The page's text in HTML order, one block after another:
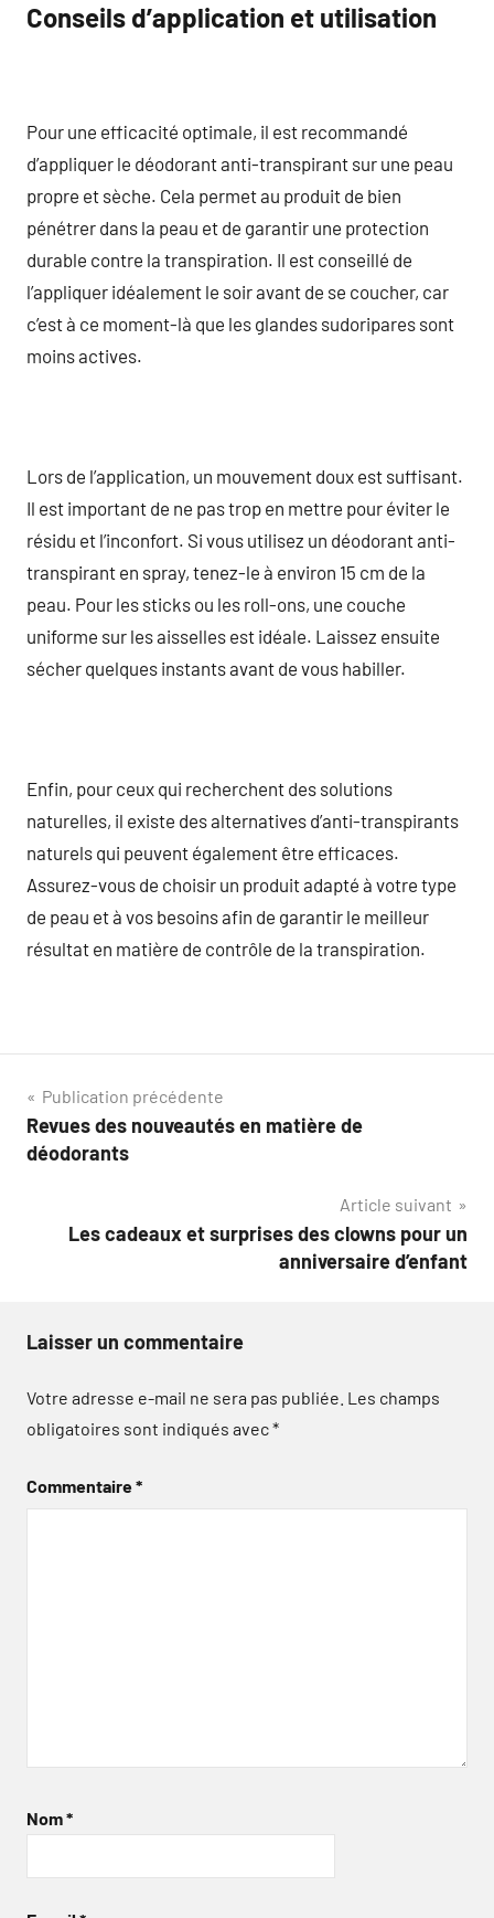
Conseils d’application et utilisation
Pour une efficacité optimale, il est recommandé
d’appliquer le déodorant anti-transpirant sur une peau
propre et sèche. Cela permet au produit de bien
pénétrer dans la peau et de garantir une protection
durable contre la transpiration. Il est conseillé de
l’appliquer idéalement le soir avant de se coucher, car
c’est à ce moment-là que les glandes sudoripares sont
moins actives.
Lors de l’application, un mouvement doux est suffisant.
Il est important de ne pas trop en mettre pour éviter le
résidu et l’inconfort. Si vous utilisez un déodorant anti-
transpirant en spray, tenez-le à environ 15 cm de la
peau. Pour les sticks ou les roll-ons, une couche
uniforme sur les aisselles est idéale. Laissez ensuite
sécher quelques instants avant de vous habiller.
Enfin, pour ceux qui recherchent des solutions
naturelles, il existe des alternatives d’anti-transpirants
naturels qui peuvent également être efficaces.
Assurez-vous de choisir un produit adapté à votre type
de peau et à vos besoins afin de garantir le meilleur
résultat en matière de contrôle de la transpiration.
Navigation
de
Publication précédente
Revues des nouveautés en matière de
déodorants
Article suivant
Les cadeaux et surprises des clowns pour un
anniversaire d’enfant
Laisser un commentaire
Votre adresse e-mail ne sera pas publiée. Les champs
obligatoires sont indiqués avec*
Commentaire*
Nom*